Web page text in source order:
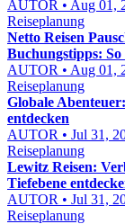
AUTOR • Aug 01,
Reiseplanung
Netto Reisen
Buchungstipps:
AUTOR • Aug 01,
Reiseplanung
Globale
entdecken
AUTOR • Jul 31,
Reiseplanung
Lewitz Reisen:
Tiefebene
AUTOR • Jul 31,
Reiseplanung